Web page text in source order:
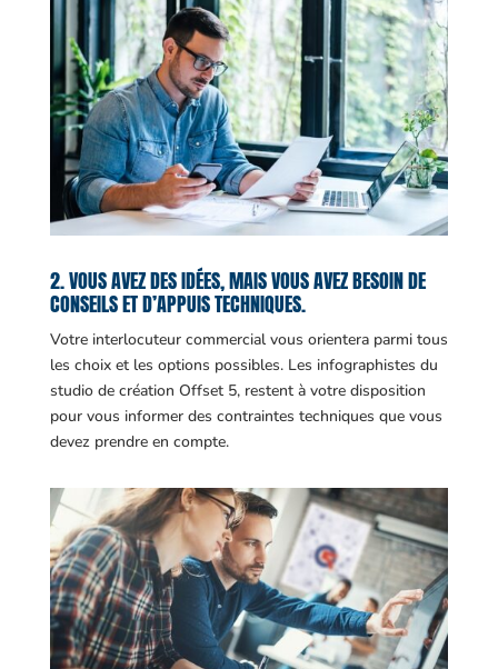
2. VOUS AVEZ DES IDÉES, MAIS VOUS AVEZ BESOIN DE
CONSEILS ET D’APPUIS TECHNIQUES.
Votre interlocuteur commercial vous orientera parmi tous
les choix et les options possibles. Les infographistes du
studio de création Offset 5, restent à votre disposition
pour vous informer des contraintes techniques que vous
devez prendre en compte.